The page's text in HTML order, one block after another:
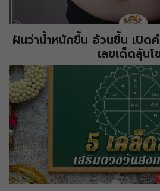
ฝันว่าน้ำหนักขึ้น อ้วนขึ้น เปิด
เลขเด็ดลุ้นโ